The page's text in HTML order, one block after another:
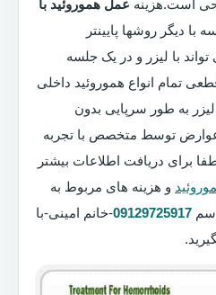
است.هزینه عمل هموروئید با
با دیگر روشها پایینتر
با لیزر و در یک جلسه
تمام انواع هموروئید داخلی
لیزر به طور سرپایی بدون
عوارض توسط متخصص با تجربه
برای دریافت اطلاعات بیشتر
و هزینه های مربوط به
09129725917-خانم امینی-با